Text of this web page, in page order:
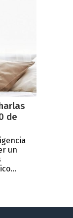
de
un